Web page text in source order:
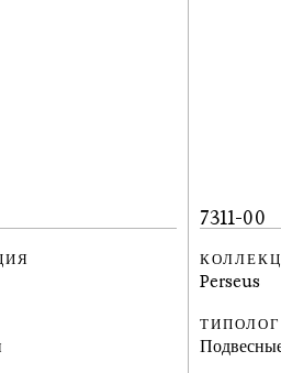
7311-00
Perseus